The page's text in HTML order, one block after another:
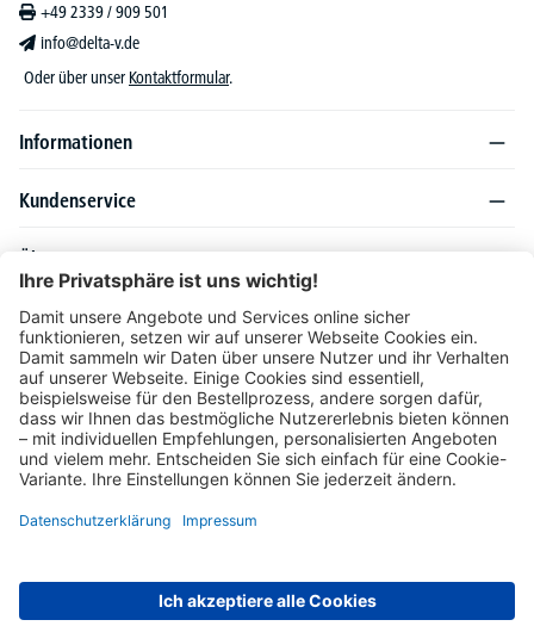
+49 2339 / 909 501
info@delta-v.de
Oder über unser Kontaktformular.
Informationen
Kundenservice
Über DELTA-V
Produktsortiment
Ratgeber
Folgen Sie uns auch auf
Unser Angebot richtet sich ausschließlich an Industrie, Handel, Gewerbe und
europäische Ausland gelten Sonderkonditionen, die auf Anfrage mitgeteilt werden.